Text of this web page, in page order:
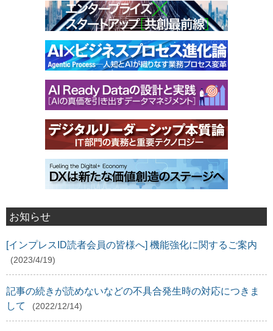
お知らせ
[インプレスID読者会員の皆様へ] 機能強化に関するご案内
(2023/4/19)
記事の続きが読めないなどの不具合発生時の対応につきま
して
(2022/12/14)